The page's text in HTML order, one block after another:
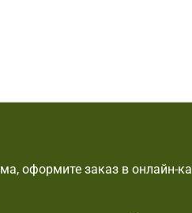
оформите заказ в онлайн-